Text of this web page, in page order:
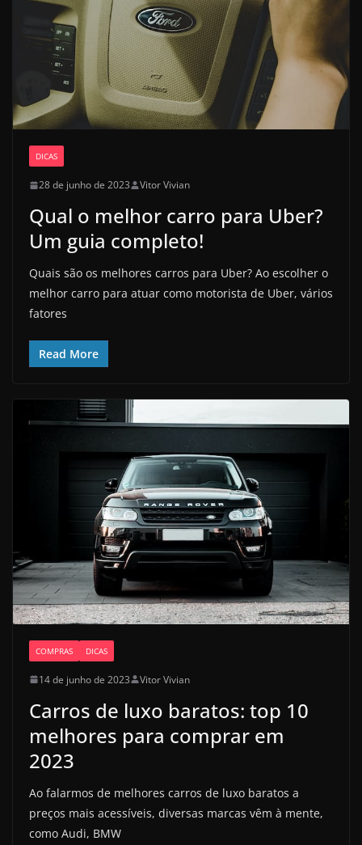
DICAS
28 de junho de 2023 Vitor Vivian
Qual o melhor carro para Uber?
Um guia completo!
Quais são os melhores carros para Uber? Ao escolher o
melhor carro para atuar como motorista de Uber, vários
fatores
Read More
COMPRAS DICAS
14 de junho de 2023 Vitor Vivian
Carros de luxo baratos: top 10
melhores para comprar em
2023
Ao falarmos de melhores carros de luxo baratos a
preços mais acessíveis, diversas marcas vêm à mente,
como Audi, BMW